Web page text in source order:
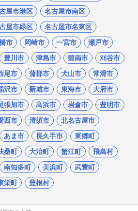
屋市港区
名古屋市南区
屋市緑区
名古屋市名東区
市 岡崎市 一宮市
瀬戸市
豊川市 津島市 碧南市
刈谷市
尾市 蒲郡市 犬山市
常滑市
沢市 新城市 東海市
大府市
張旭市 高浜市 岩倉市
豊明市
西市 清須市
北名古屋市
あま市 長久手市
東郷町
桑町 大治町 蟹江町
飛島村
南知多町 美浜町
武豊町
栄町 豊根村